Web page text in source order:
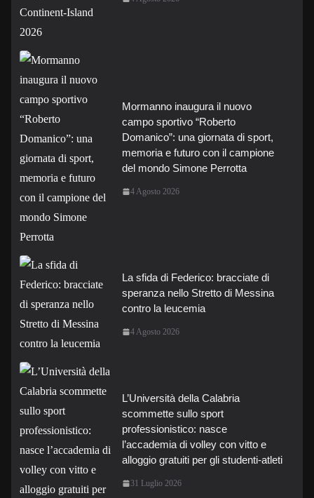
Mormanno inaugura il nuovo
campo sportivo “Roberto
Domanico”: una giornata di sport,
memoria e futuro con il campione
del mondo Simone Perrotta
4 Agosto 2026
La sfida di Federico: bracciate di
speranza nello Stretto di Messina
contro la leucemia
4 Agosto 2026
L’Università della Calabria
scommette sullo sport
professionistico: nasce
l’accademia di volley con vitto e
alloggio gratuiti per gli studenti-atleti
31 Luglio 2026